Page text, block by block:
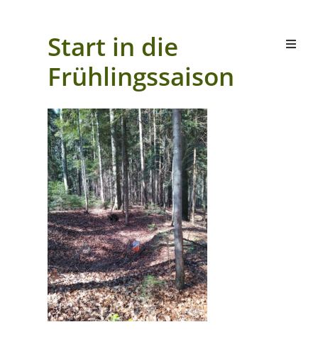
Start in die
Frühlingssaison